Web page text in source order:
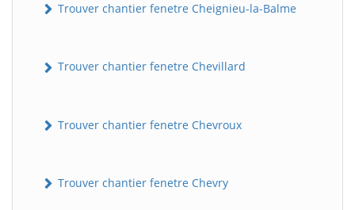
Trouver chantier fenetre Cheignieu-la-Balme
Trouver chantier fenetre Chevillard
Trouver chantier fenetre Chevroux
Trouver chantier fenetre Chevry